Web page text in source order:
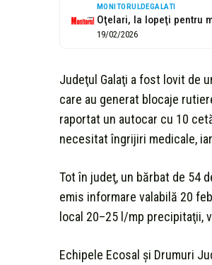
MONITORULDEGALATI
19/02/2026
Judeţul Galaţi a fost lovit de
care au generat blocaje
raportat un autocar cu 10
necesitat îngrijiri medicale,
Tot în judeţ, un bărbat de 54
emis informare valabilă 20
local 20–25 l/mp precipitaţii,
Echipele Ecosal şi Drumuri